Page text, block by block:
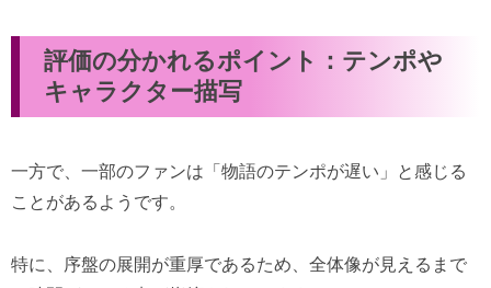
評価の分かれるポイント：テンポや
キャラクター描写
一方で、一部のファンは「物語のテンポが遅い」と感じる
ことがあるようです。
特に、序盤の展開が重厚であるため、全体像が見えるまで